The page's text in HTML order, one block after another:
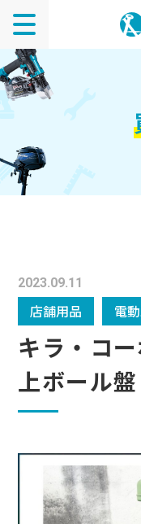
2023.09.11
店舗用品 電
キラ・コ
上ボール